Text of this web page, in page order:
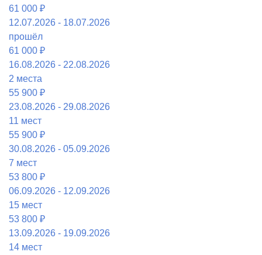
61 000 ₽
12.07.2026 - 18.07.2026
прошёл
61 000 ₽
16.08.2026 - 22.08.2026
2 местa
55 900 ₽
23.08.2026 - 29.08.2026
11 мест
55 900 ₽
30.08.2026 - 05.09.2026
7 мест
53 800 ₽
06.09.2026 - 12.09.2026
15 мест
53 800 ₽
13.09.2026 - 19.09.2026
14 мест